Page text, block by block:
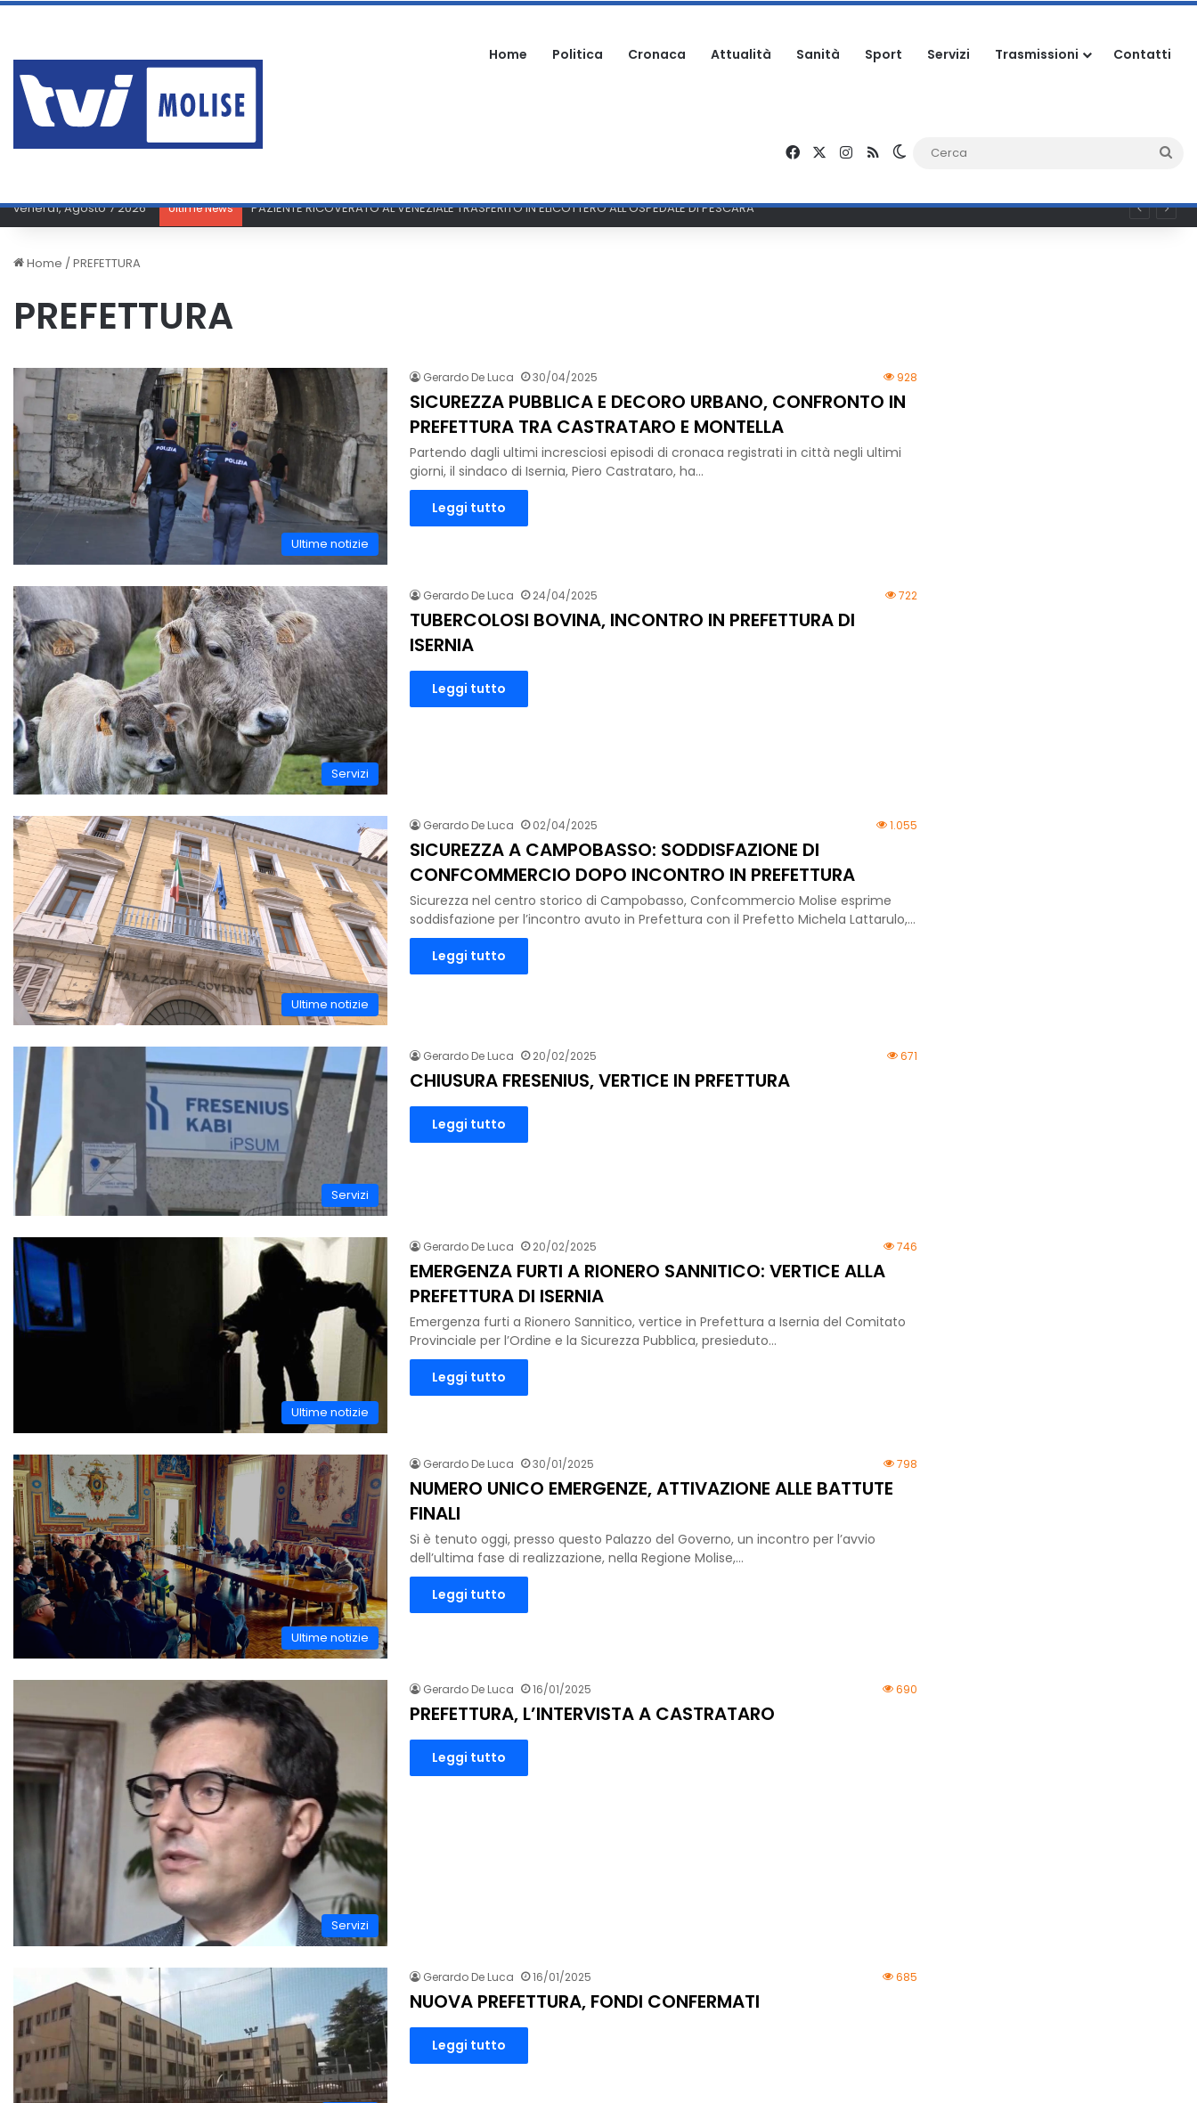
Home Politica Cronaca Attualità Sanità Sport Servizi Trasmissioni Contatti
FacebookInstagram
RSS Cambia aspetto
venerdì, Agosto 7 2026 Ultime News ERA AI DOMICILIARI MA PARTECIPA ALLA SAGRA: DENUNCIATO
Home /PREFETTURA
PREFETTURA
Ultime notizie
Gerardo De Luca 30/04/2025 928
SICUREZZA PUBBLICA E DECORO URBANO, CONFRONTO IN
PREFETTURA TRA CASTRATARO E MONTELLA
Partendo dagli ultimi incresciosi episodi di cronaca registrati in città negli ultimi
giorni, il sindaco di Isernia, Piero Castrataro, ha…
Leggi tutto
Servizi
Gerardo De Luca 24/04/2025 722
TUBERCOLOSI BOVINA, INCONTRO IN PREFETTURA DI
ISERNIA
Leggi tutto
Ultime notizie
Gerardo De Luca 02/04/2025 1.055
SICUREZZA A CAMPOBASSO: SODDISFAZIONE DI
CONFCOMMERCIO DOPO INCONTRO IN PREFETTURA
Sicurezza nel centro storico di Campobasso, Confcommercio Molise esprime
soddisfazione per l’incontro avuto in Prefettura con il Prefetto Michela Lattarulo,…
Leggi tutto
Servizi
Gerardo De Luca 20/02/2025 671
CHIUSURA FRESENIUS, VERTICE IN PRFETTURA
Leggi tutto
Ultime notizie
Gerardo De Luca 20/02/2025 746
EMERGENZA FURTI A RIONERO SANNITICO: VERTICE ALLA
PREFETTURA DI ISERNIA
Emergenza furti a Rionero Sannitico, vertice in Prefettura a Isernia del Comitato
Provinciale per l’Ordine e la Sicurezza Pubblica, presieduto…
Leggi tutto
Ultime notizie
Gerardo De Luca 30/01/2025 798
NUMERO UNICO EMERGENZE, ATTIVAZIONE ALLE BATTUTE
FINALI
Si è tenuto oggi, presso questo Palazzo del Governo, un incontro per l’avvio
dell’ultima fase di realizzazione, nella Regione Molise,…
Leggi tutto
Servizi
Gerardo De Luca 16/01/2025 690
PREFETTURA, L’INTERVISTA A CASTRATARO
Leggi tutto
Gerardo De Luca 16/01/2025 685
NUOVA PREFETTURA, FONDI CONFERMATI
Leggi tutto